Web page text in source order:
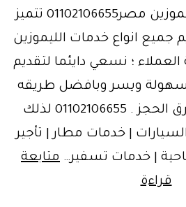
الاسعار في مصر..ليموزين مصر01102106655 تتميز
جميع انواع خدمات الليموزين
العملاء ؛ نسعي دايئما لتقديم
سهولة ويسر وبافضل طريقه
ممكنه واسهل طرق الحجز . 01102106655 لذلك
| خدمات مطار | تأجير
| خدمات تسفير… متابعة
قراءة